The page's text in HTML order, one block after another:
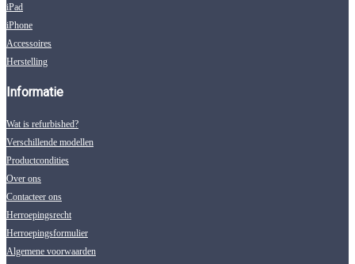
iPad
iPhone
Accessoires
Herstelling
Informatie
Wat is refurbished?
Verschillende modellen
Productcondities
Over ons
Contacteer ons
Herroepingsrecht
Herroepingsformulier
Algemene voorwaarden